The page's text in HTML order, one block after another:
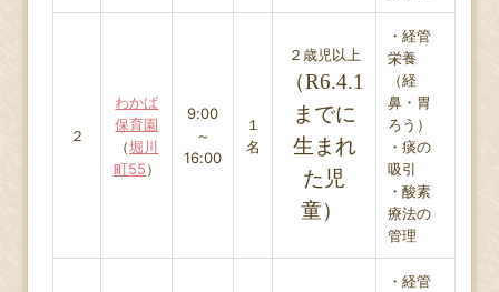
２
わかば
保育園
（堀川
町55）
9:00
～
16:00
１
名
２歳児以上
（R6.4.1
までに
生まれ
た児
童）
・経管
栄養
（経
鼻・胃
ろう）
・痰の
吸引
・酸素
療法の
管理
・経管